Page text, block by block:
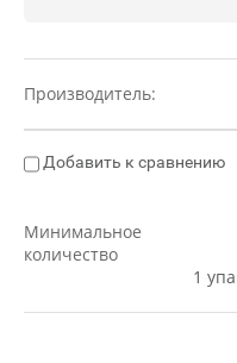
Производитель:
Добавить к сравнению
Минимальное
количество
1